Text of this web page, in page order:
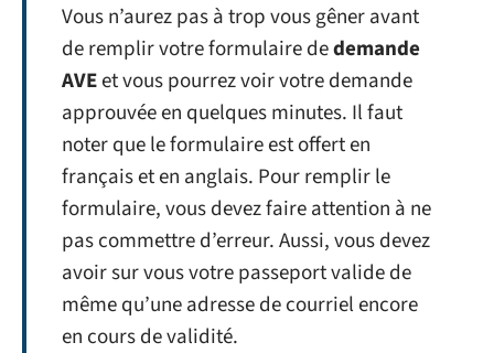
Vous n’aurez pas à trop vous gêner avant
de remplir votre formulaire dedemande
AVEet vous pourrez voir votre demande
approuvée en quelques minutes. Il faut
noter que le formulaire est offert en
français et en anglais. Pour remplir le
formulaire, vous devez faire attention à ne
pas commettre d’erreur. Aussi, vous devez
avoir sur vous votre passeport valide de
même qu’une adresse de courriel encore
en cours de validité.